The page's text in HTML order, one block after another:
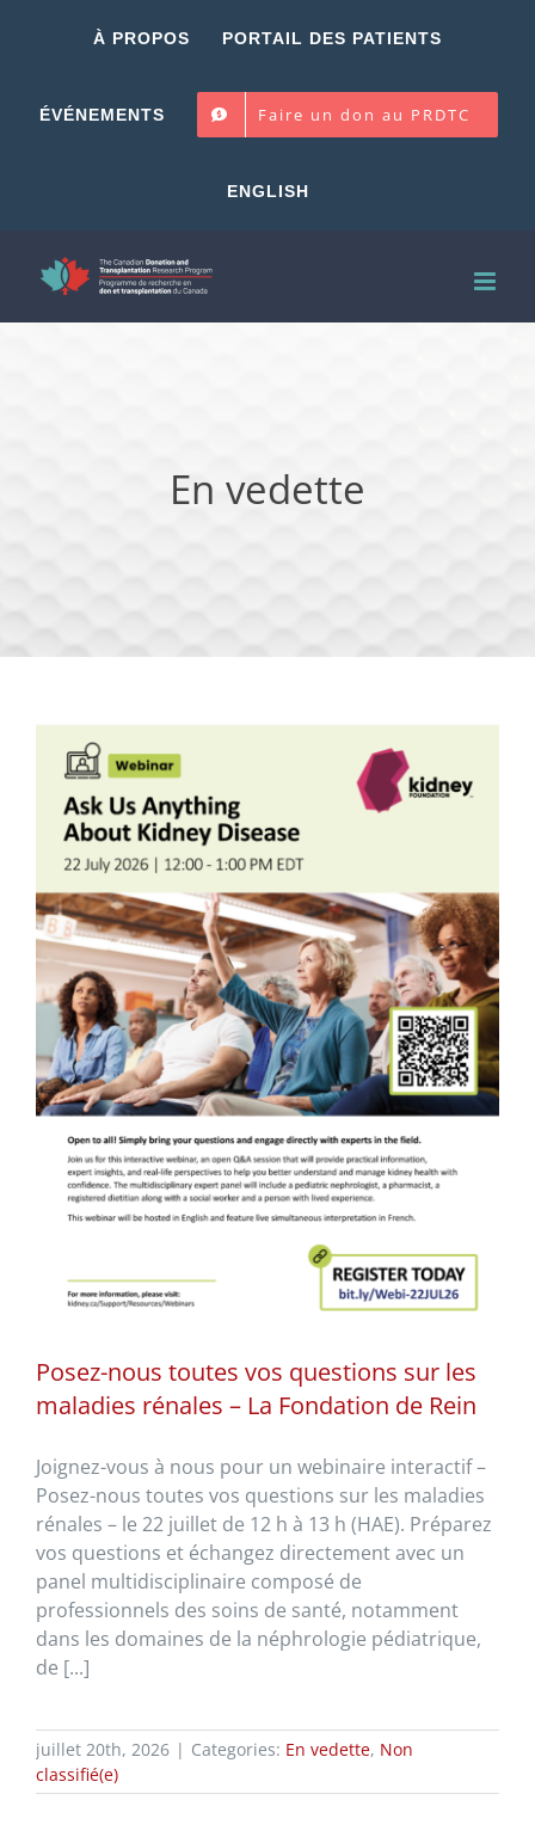
À PROPOS PORTAIL DES PATIENTS
ÉVÉNEMENTS Faire un don au PRDTC
ENGLISH
En vedette
Posez-nous toutes vos questions sur les
maladies rénales – La Fondation de Rein
Joignez-vous à nous pour un webinaire interactif –
Posez-nous toutes vos questions sur les maladies
rénales – le 22 juillet de 12 h à 13 h (HAE). Préparez
vos questions et échangez directement avec un
panel multidisciplinaire composé de
professionnels des soins de santé, notamment
dans les domaines de la néphrologie pédiatrique,
de [...]
juillet 20th, 2026 | Categories: En vedette, Non
classifié(e)